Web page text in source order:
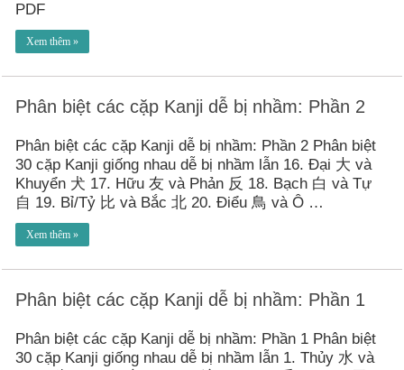
PDF
Xem thêm »
Phân biệt các cặp Kanji dễ bị nhầm: Phần 2
Phân biệt các cặp Kanji dễ bị nhầm: Phần 2 Phân biệt
30 cặp Kanji giống nhau dễ bị nhầm lẫn 16. Đại 大 và
Khuyển 犬 17. Hữu 友 và Phản 反 18. Bạch 白 và Tự
自 19. Bỉ/Tỷ 比 và Bắc 北 20. Điểu 鳥 và Ô …
Xem thêm »
Phân biệt các cặp Kanji dễ bị nhầm: Phần 1
Phân biệt các cặp Kanji dễ bị nhầm: Phần 1 Phân biệt
30 cặp Kanji giống nhau dễ bị nhầm lẫn 1. Thủy 水 và